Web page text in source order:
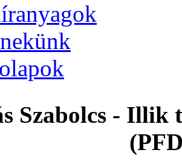
Szabolcs - Illik